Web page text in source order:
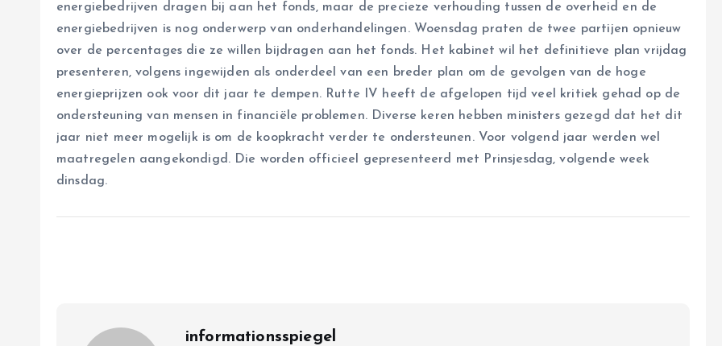
energiebedrijven dragen bij aan het fonds, maar de precieze verhouding tussen de overheid en de
energiebedrijven is nog onderwerp van onderhandelingen. Woensdag praten de twee partijen opnieuw
over de percentages die ze willen bijdragen aan het fonds. Het kabinet wil het definitieve plan vrijdag
presenteren, volgens ingewijden als onderdeel van een breder plan om de gevolgen van de hoge
energieprijzen ook voor dit jaar te dempen. Rutte IV heeft de afgelopen tijd veel kritiek gehad op de
ondersteuning van mensen in financiële problemen. Diverse keren hebben ministers gezegd dat het dit
jaar niet meer mogelijk is om de koopkracht verder te ondersteunen. Voor volgend jaar werden wel
maatregelen aangekondigd. Die worden officieel gepresenteerd met Prinsjesdag, volgende week
dinsdag.
informationsspiegel